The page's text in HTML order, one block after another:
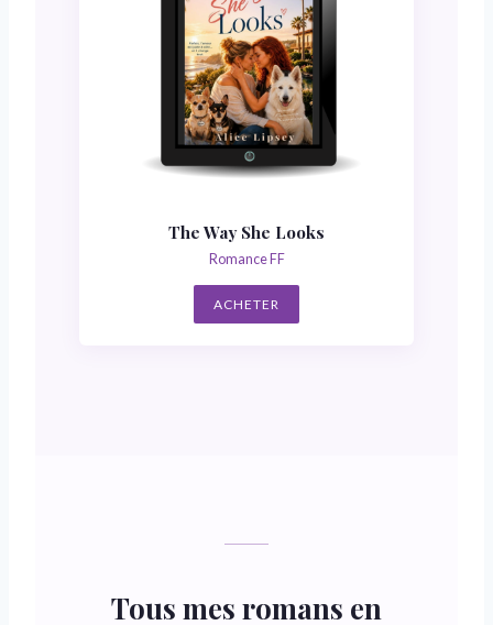
The Way She Looks
Romance FF
ACHETER
Tous mes romans en